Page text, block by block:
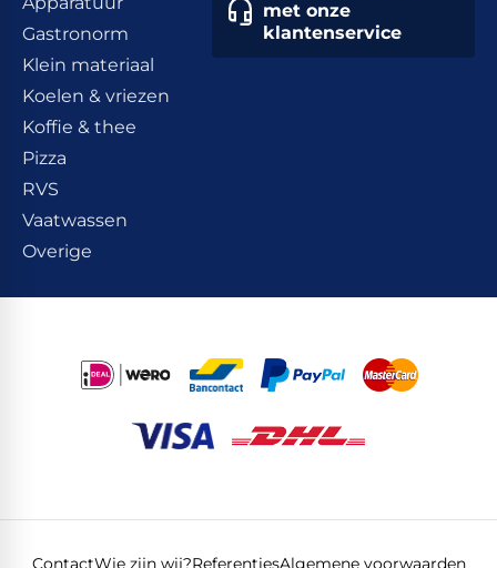
Gastronorm
Klein materiaal
Koelen & vriezen
Koffie & thee
Pizza
RVS
Vaatwassen
Overige
met onze
klantenservice
ContactWie zijn wij?ReferentiesAlgemene voorwaarden